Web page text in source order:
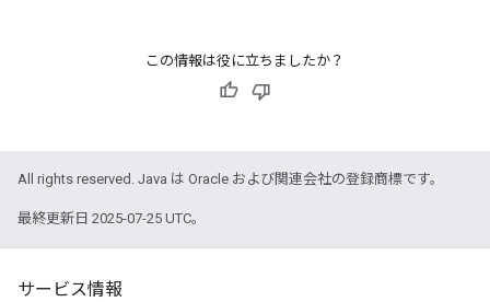
この情報は役に立ちましたか？
All rights reserved. Java は Oracle および関連会社の登録商標です。
最終更新日 2025-07-25 UTC。
サービス情報